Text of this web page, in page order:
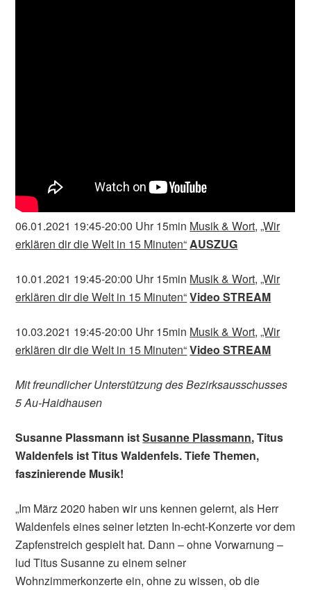
06.01.2021 19:45-20:00 Uhr 15min Musik & Wort,„Wir
erklären dir die Welt in 15 Minuten“AUSZUG
10.01.2021 19:45-20:00 Uhr 15min Musik & Wort,„Wir
erklären dir die Welt in 15 Minuten“Video STREAM
10.03.2021 19:45-20:00 Uhr 15min Musik & Wort,„Wir
erklären dir die Welt in 15 Minuten“Video STREAM
Mit freundlicher Unterstützung des Bezirksausschusses
5 Au-Haidhausen
Susanne Plassmann istSusanne Plassmann, Titus
Waldenfels ist Titus Waldenfels. Tiefe Themen,
faszinierende Musik!
„Im März 2020 haben wir uns kennen gelernt, als Herr
Waldenfels eines seiner letzten In-echt-Konzerte vor dem
Zapfenstreich gespielt hat. Dann – ohne Vorwarnung –
lud Titus Susanne zu einem seiner
Wohnzimmerkonzerte ein, ohne zu wissen, ob die